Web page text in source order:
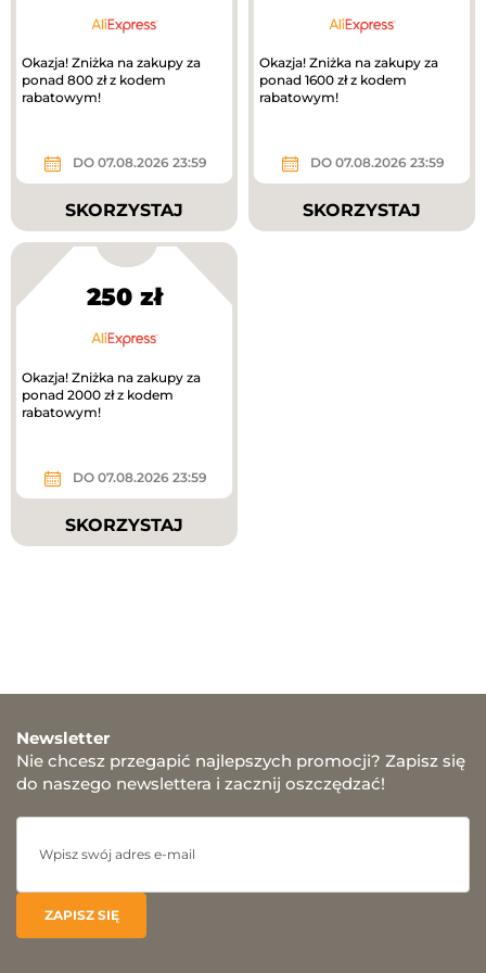
Okazja! Zniżka na zakupy za
ponad 800 zł z kodem
rabatowym!
DO 07.08.2026 23:59
SKORZYSTAJ
Okazja! Zniżka na zakupy za
ponad 1600 zł z kodem
rabatowym!
DO 07.08.2026 23:59
SKORZYSTAJ
250 zł
Okazja! Zniżka na zakupy za
ponad 2000 zł z kodem
rabatowym!
DO 07.08.2026 23:59
SKORZYSTAJ
Newsletter
Nie chcesz przegapić najlepszych promocji? Zapisz się
do naszego newslettera i zacznij oszczędzać!